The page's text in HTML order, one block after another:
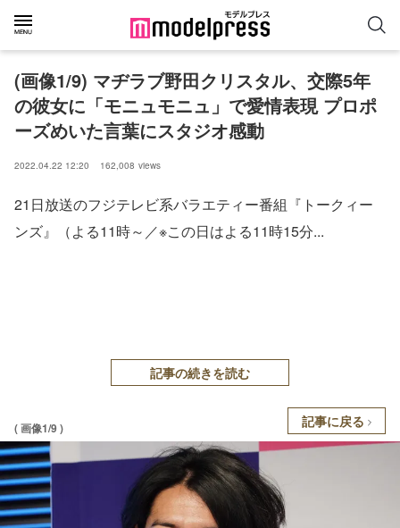
(画像1/9) マヂラブ野田クリスタル、交際5年
の彼女に「モニュモニュ」で愛情表現 プロポ
ーズめいた言葉にスタジオ感動
2022.04.22 12:20 162,008 views
21日放送のフジテレビ系バラエティー番組『トークィー
ンズ』（よる11時～／※この日はよる11時15分...
記事の続きを読む
( 画像1/9 ) 記事に戻る